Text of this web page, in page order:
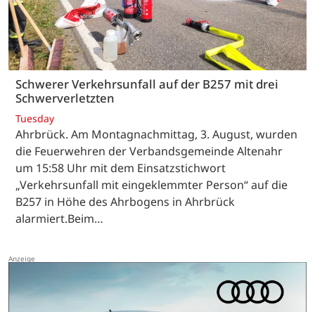
Schwerer Verkehrsunfall auf der B257 mit drei
Schwerverletzten
Tuesday
Ahrbrück. Am Montagnachmittag, 3. August, wurden
die Feuerwehren der Verbandsgemeinde Altenahr
um 15:58 Uhr mit dem Einsatzstichwort
„Verkehrsunfall mit eingeklemmter Person“ auf die
B257 in Höhe des Ahrbogens in Ahrbrück
alarmiert.Beim…